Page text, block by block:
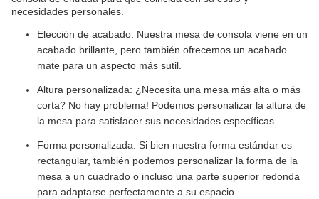
necesidades personales.
Elección de acabado: Nuestra mesa de consola viene en un
acabado brillante, pero también ofrecemos un acabado
mate para un aspecto más sutil.
Altura personalizada: ¿Necesita una mesa más alta o más
corta? No hay problema! Podemos personalizar la altura de
la mesa para satisfacer sus necesidades específicas.
Forma personalizada: Si bien nuestra forma estándar es
rectangular, también podemos personalizar la forma de la
mesa a un cuadrado o incluso una parte superior redonda
para adaptarse perfectamente a su espacio.